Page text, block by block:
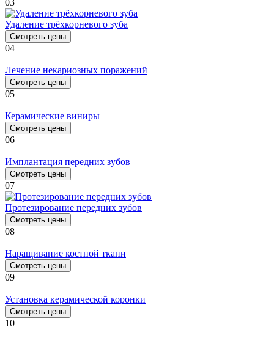
Удаление трёхкорневого зуба
Смотреть цены
04
Лечение некариозных поражений
Смотреть цены
05
Керамические виниры
Смотреть цены
06
Имплантация передних зубов
Смотреть цены
07
Протезирование передних зубов
Смотреть цены
08
Наращивание костной ткани
Смотреть цены
09
Установка керамической коронки
Смотреть цены
10